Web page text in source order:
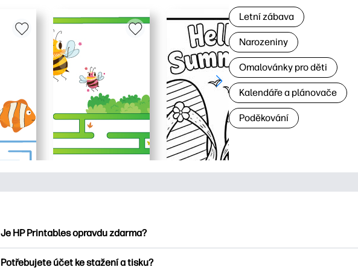
Letní zábava
Narozeniny
Omalovánky pro děti
Kalendáře a plánovače
Poděkování
Je HP Printables opravdu zdarma?
Potřebujete účet ke stažení a tisku?